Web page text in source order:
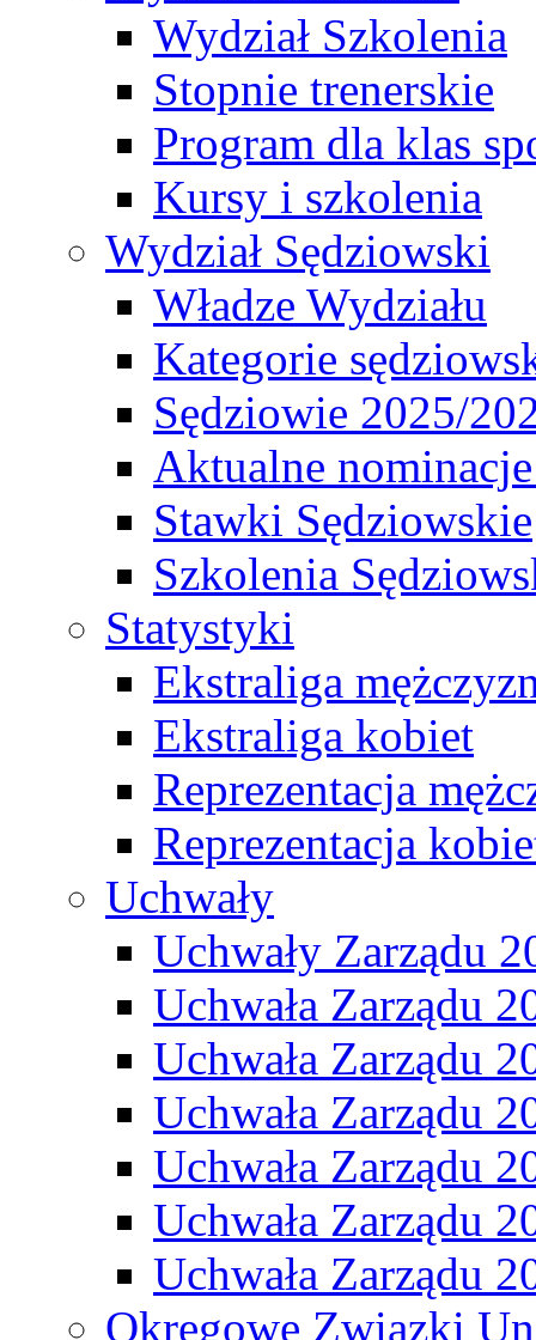
Wydział Szkolenia
Stopnie trenerskie
Program dla klas
Kursy i szkolenia
Wydział Sędziowski
Władze Wydziału
Kategorie
Sędziowie 2025/
Aktualne
Stawki Sędziowskie
Szkolenia
Statystyki
Ekstraliga
Ekstraliga kobiet
Reprezentacja
Reprezentacja
Uchwały
Uchwały Zarządu
Uchwała Zarządu
Uchwała Zarządu
Uchwała Zarządu
Uchwała Zarządu
Uchwała Zarządu
Uchwała Zarządu
Okręgowe Związki